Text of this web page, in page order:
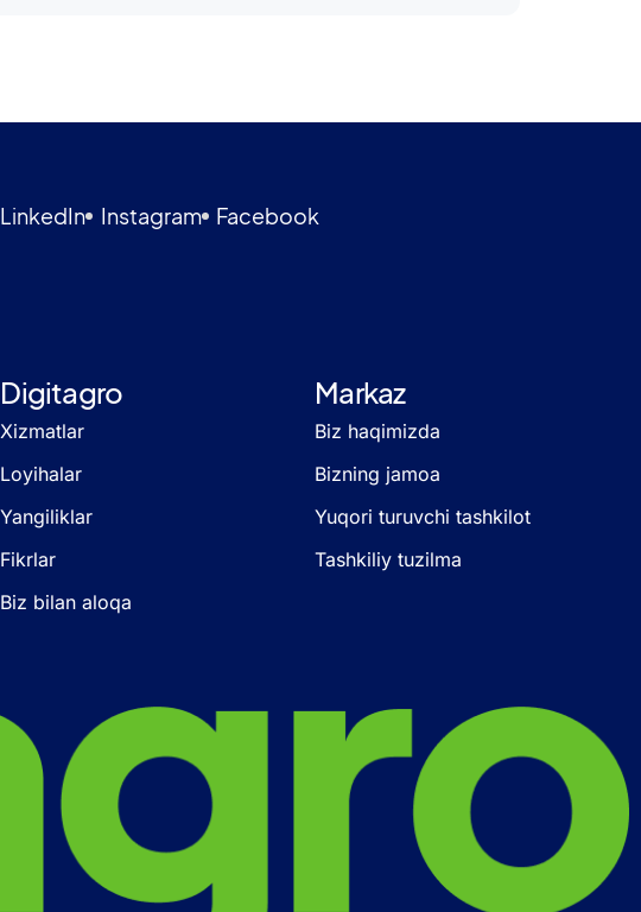
LinkedIn Instagram Facebook
Digitagro
Xizmatlar
Loyihalar
Yangiliklar
Fikrlar
Biz bilan aloqa
Markaz
Biz haqimizda
Bizning jamoa
Yuqori turuvchi tashkilot
Tashkiliy tuzilma